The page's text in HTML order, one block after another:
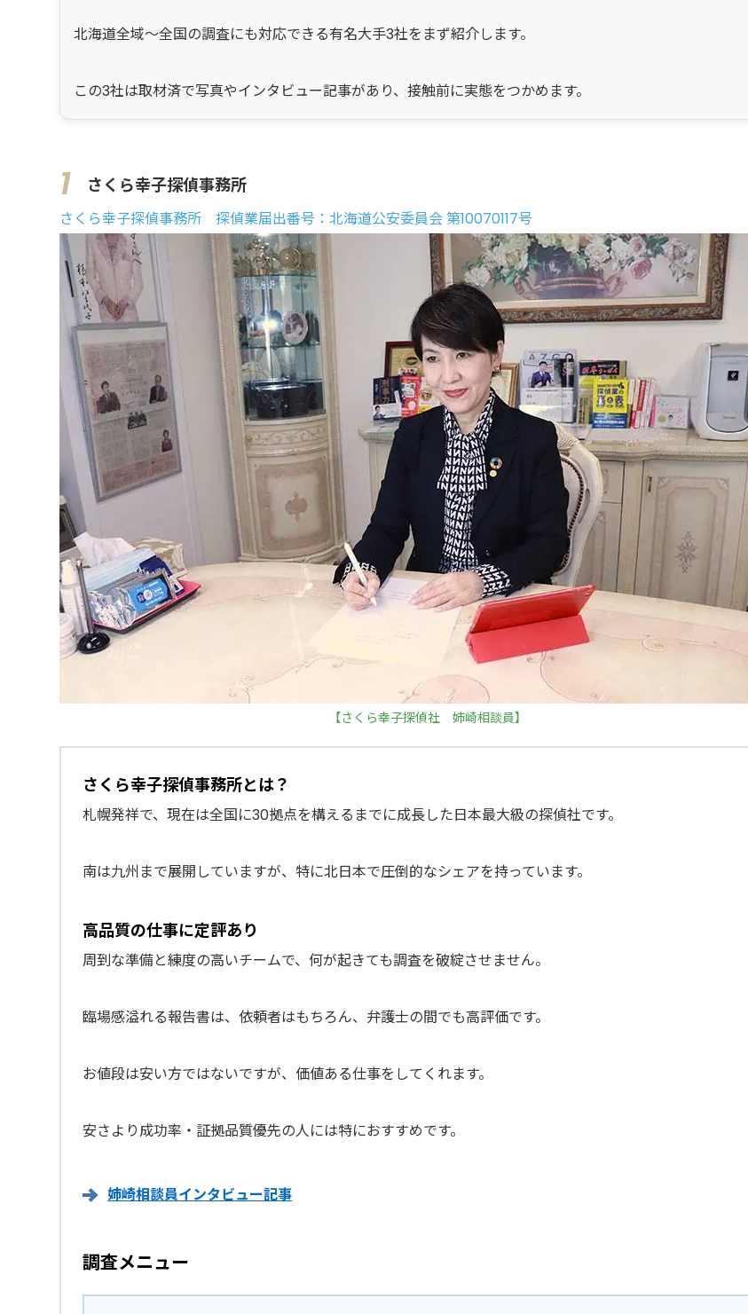
北海道全域～全国の調査にも対応できる有名大手3社をまず紹介します。
この3社は取材済で写真やインタビュー記事があり、接触前に実態をつかめます。
さくら幸子探偵事務所
さくら幸子探偵事務所 探偵業届出番号：北海道公安委員会 第10070117号
【さくら幸子探偵社 姉崎相談員】
さくら幸子探偵事務所とは？
札幌発祥で、現在は全国に30拠点を構えるまでに成長した日本最大級の探偵社です。
南は九州まで展開していますが、特に北日本で圧倒的なシェアを持っています。
高品質の仕事に定評あり
周到な準備と練度の高いチームで、何が起きても調査を破綻させません。
臨場感溢れる報告書は、依頼者はもちろん、弁護士の間でも高評価です。
お値段は安い方ではないですが、価値ある仕事をしてくれます。
安さより成功率・証拠品質優先の人には特におすすめです。
姉崎相談員インタビュー記事
調査メニュー